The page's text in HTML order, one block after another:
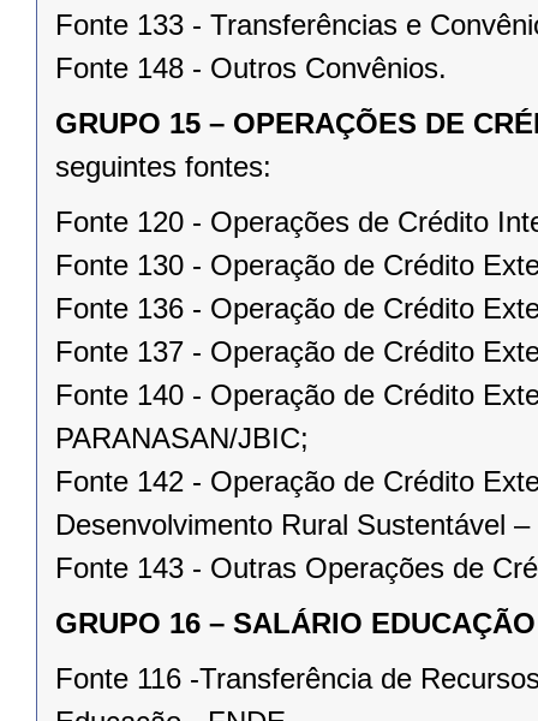
Fonte 133 - Transferências e
Fonte 148 - Outros Convênios.
GRUPO 15 – OPERAÇÕES DE
seguintes fontes:
Fonte 120 - Operações de Crédito
Fonte 130 - Operação de Crédito
Fonte 136 - Operação de Crédito
Fonte 137 - Operação de Crédito
Fonte 140 - Operação de Crédito
PARANASAN/JBIC;
Fonte 142 - Operação de Crédito
Desenvolvimento Rural Sustentável
Fonte 143 - Outras Operações de
GRUPO 16 – SALÁRIO EDUCAÇÃO
Fonte 116 -Transferência de